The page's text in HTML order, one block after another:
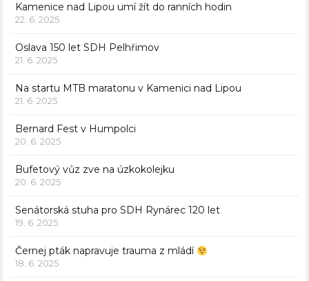
Kamenice nad Lipou umí žít do ranních hodin
22. 6. 2025
Oslava 150 let SDH Pelhřimov
21. 6. 2025
Na startu MTB maratonu v Kamenici nad Lipou
21. 6. 2025
Bernard Fest v Humpolci
20. 6. 2025
Bufetový vůz zve na úzkokolejku
20. 6. 2025
Senátorská stuha pro SDH Rynárec 120 let
19. 6. 2025
Černej pták napravuje trauma z mládí
18. 6. 2025